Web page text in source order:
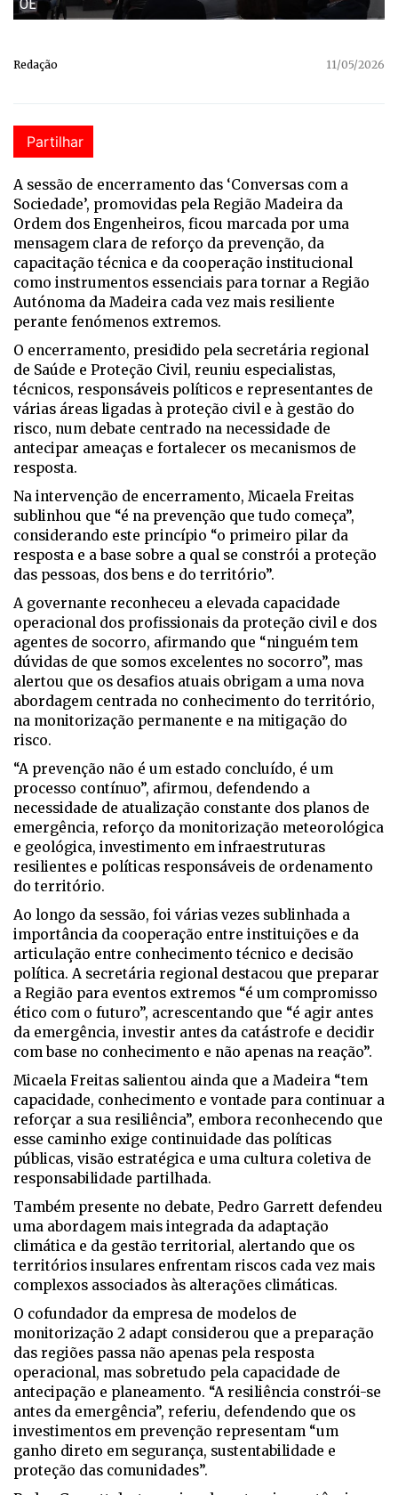
Redação 11/05/2026
Partilhar
A sessão de encerramento das ‘Conversas com a
Sociedade’, promovidas pela Região Madeira da
Ordem dos Engenheiros, ficou marcada por uma
mensagem clara de reforço da prevenção, da
capacitação técnica e da cooperação institucional
como instrumentos essenciais para tornar a Região
Autónoma da Madeira cada vez mais resiliente
perante fenómenos extremos.
O encerramento, presidido pela secretária regional
de Saúde e Proteção Civil, reuniu especialistas,
técnicos, responsáveis políticos e representantes de
várias áreas ligadas à proteção civil e à gestão do
risco, num debate centrado na necessidade de
antecipar ameaças e fortalecer os mecanismos de
resposta.
Na intervenção de encerramento, Micaela Freitas
sublinhou que “é na prevenção que tudo começa”,
considerando este princípio “o primeiro pilar da
resposta e a base sobre a qual se constrói a proteção
das pessoas, dos bens e do território”.
A governante reconheceu a elevada capacidade
operacional dos profissionais da proteção civil e dos
agentes de socorro, afirmando que “ninguém tem
dúvidas de que somos excelentes no socorro”, mas
alertou que os desafios atuais obrigam a uma nova
abordagem centrada no conhecimento do território,
na monitorização permanente e na mitigação do
risco.
“A prevenção não é um estado concluído, é um
processo contínuo”, afirmou, defendendo a
necessidade de atualização constante dos planos de
emergência, reforço da monitorização meteorológica
e geológica, investimento em infraestruturas
resilientes e políticas responsáveis de ordenamento
do território.
Ao longo da sessão, foi várias vezes sublinhada a
importância da cooperação entre instituições e da
articulação entre conhecimento técnico e decisão
política. A secretária regional destacou que preparar
a Região para eventos extremos “é um compromisso
ético com o futuro”, acrescentando que “é agir antes
da emergência, investir antes da catástrofe e decidir
com base no conhecimento e não apenas na reação”.
Micaela Freitas salientou ainda que a Madeira “tem
capacidade, conhecimento e vontade para continuar a
reforçar a sua resiliência”, embora reconhecendo que
esse caminho exige continuidade das políticas
públicas, visão estratégica e uma cultura coletiva de
responsabilidade partilhada.
Também presente no debate, Pedro Garrett defendeu
uma abordagem mais integrada da adaptação
climática e da gestão territorial, alertando que os
territórios insulares enfrentam riscos cada vez mais
complexos associados às alterações climáticas.
O cofundador da empresa de modelos de
monitorização 2 adapt considerou que a preparação
das regiões passa não apenas pela resposta
operacional, mas sobretudo pela capacidade de
antecipação e planeamento. “A resiliência constrói-se
antes da emergência”, referiu, defendendo que os
investimentos em prevenção representam “um
ganho direto em segurança, sustentabilidade e
proteção das comunidades”.